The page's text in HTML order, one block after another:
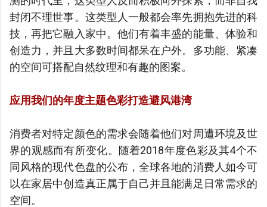
封闭不理世事。这类型人一般都会率先拥抱先进的科
技，再把它融入家中。他们有着丰盛的能量、体验和
创造力，并且大多数时间都呆在户外。多功能、紧凑
的空间可搭配自然纹理和有趣的图案。
应用我们的年度主题色彩打造避风港湾
消费者对特定颜色的需求会随着他们对周遭环境及世
界的观感而有所变化。随着2018年度色彩及其4个不
同风格的现代色盘的公布，全球各地的消费人如今可
以在家居中创造真正属于自己并且能满足日常需求的
空间。